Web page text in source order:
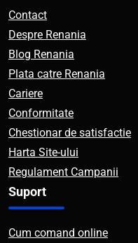
Contact
Despre Renania
Blog Renania
Plata catre Renania
Cariere
Conformitate
Chestionar de satisfactie
Harta Site-ului
Regulament Campanii
Suport
Cum comand online